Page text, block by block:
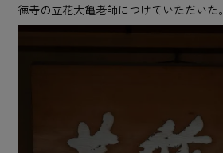
徳寺の立花大亀老師につけていただいた。